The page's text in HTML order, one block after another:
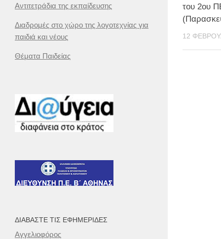
του 2ου
12
Αντιτετράδια της εκπαίδευσης
Διαδρομές στο χώρο της λογοτεχνίας για
παιδιά και νέους
Θέματα Παιδείας
ΔΙΑΒΆΣΤΕ ΤΙΣ ΕΦΗΜΕΡΊΔΕΣ
Αγγελιοφόρος